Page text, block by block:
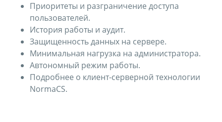
Приоритеты и разграничение доступа
пользователей.
История работы и аудит.
Защищенность данных на сервере.
Минимальная нагрузка на администратора.
Автономный режим работы.
Подробнее о клиент-серверной технологии
NormaCS.